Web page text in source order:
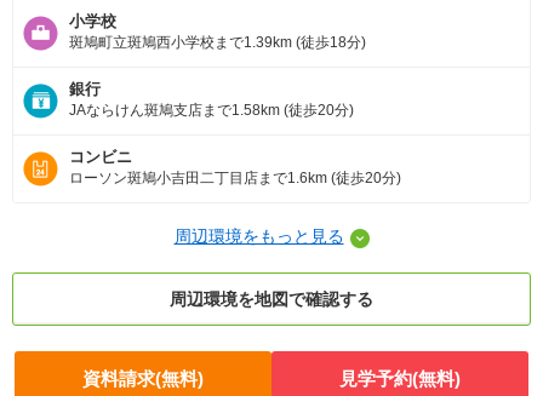
小学校
斑鳩町立斑鳩西小学校まで1.39km (徒歩18分)
銀行
JAならけん斑鳩支店まで1.58km (徒歩20分)
コンビニ
ローソン斑鳩小吉田二丁目店まで1.6km (徒歩20分)
周辺環境をもっと見る
周辺環境を地図で確認する
資料請求(無料) 見学予約(無料)